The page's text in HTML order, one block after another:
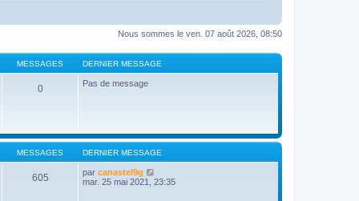
Nous sommes le ven. 07 août 2026, 08:50
MESSAGES DERNIER MESSAGE
0 Pas de message
MESSAGES DERNIER MESSAGE
605 par canastel9g
o
mar. 25 mai 2021, 23:35